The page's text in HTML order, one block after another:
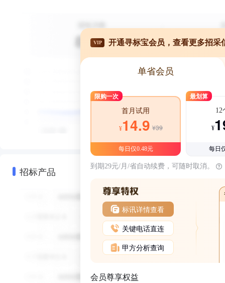
招标产品
VIP 开通寻标宝会员，查看更多招采
单省会员
限购一次
首月试用
¥14.9 ¥39
每日仅0.48元
最划算
12
¥
每日
到期29元/月/省自动续费，可随时取消。
标讯详情查看
关键电话直连
甲方分析查询
会员尊享权益